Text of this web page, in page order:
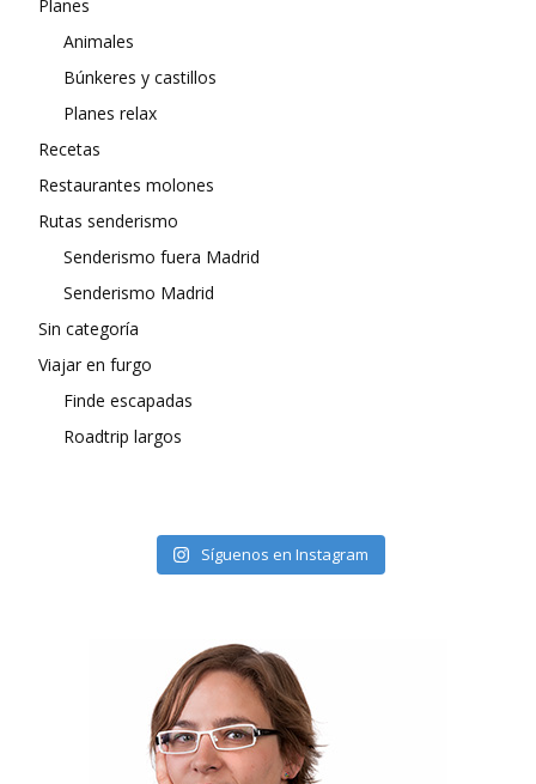
Planes
Animales
Búnkeres y castillos
Planes relax
Recetas
Restaurantes molones
Rutas senderismo
Senderismo fuera Madrid
Senderismo Madrid
Sin categoría
Viajar en furgo
Finde escapadas
Roadtrip largos
Síguenos en Instagram